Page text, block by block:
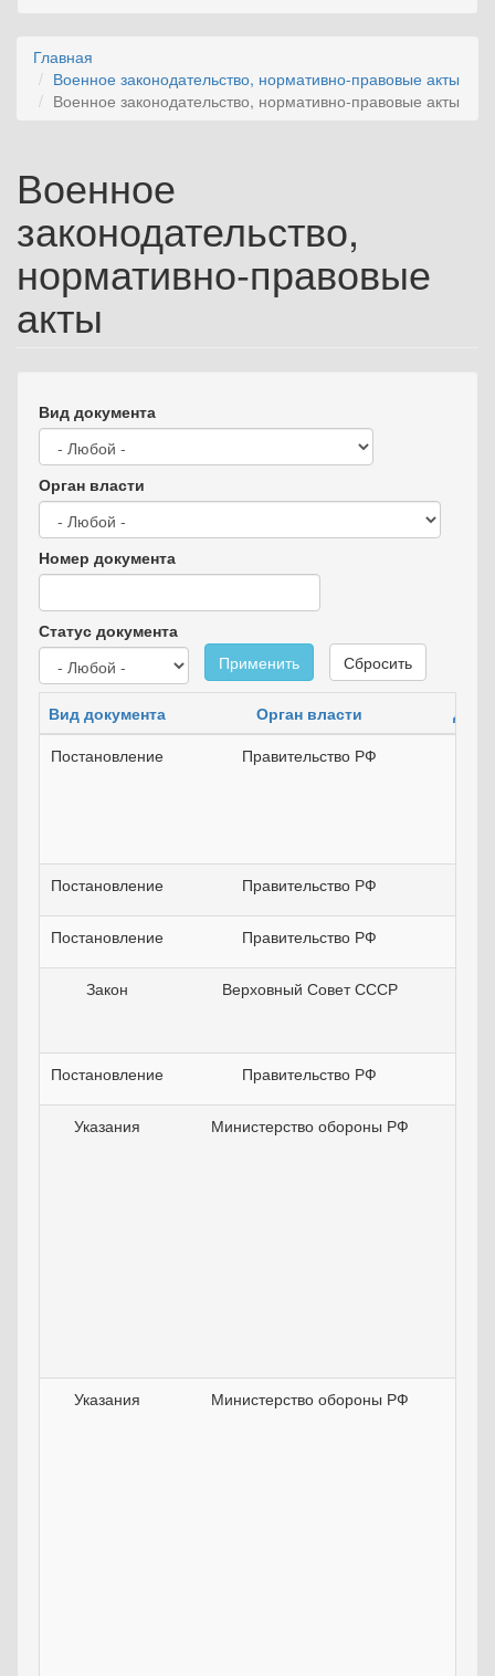
Главная
Военное законодательство, нормативно-правовые акты
Военное законодательство, нормативно-правовые акты
Военное
законодательство,
нормативно-правовые
акты
Вид документа
Орган власти
Номер документа
Статус документа
Применить
Сбросить
Вид документа Орган власти
Дата
Постановление
Правительство РФ
Постановление Правительство РФ
Постановление Правительство РФ
Закон Верховный Совет СССР
Постановление Правительство РФ
Указания Министерство обороны РФ
Указания Министерство обороны РФ